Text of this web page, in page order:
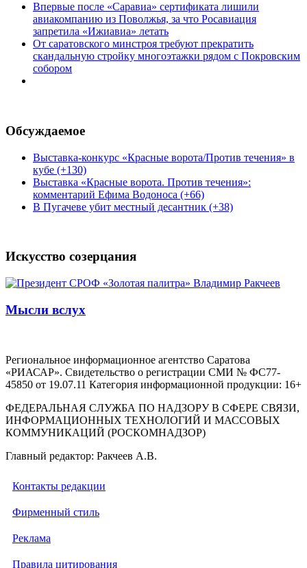
Впервые после «Саравиа» сертификата лишили
авиакомпанию из Поволжья, за что Росавиация
запретила «Ижиавиа» летать
От саратовского минстроя требуют прекратить
скандальную стройку многоэтажки рядом с Покровским
собором
Обсуждаемое
Выставка-конкурс «Красные ворота/Против течения» в
кубе (+130)
Выставка «Красные ворота. Против течения»:
комментарий Ефима Водоноса (+66)
В Пугачеве убит местный десантник (+38)
Искусство созерцания
Мысли вслух
Региональное информационное агентство Саратова
«РИАСАР». Свидетельство о регистрации СМИ № ФС77-
45850 от 19.07.11 Категория информационной продукции: 16+
ФЕДЕРАЛЬНАЯ СЛУЖБА ПО НАДЗОРУ В СФЕРЕ СВЯЗИ,
ИНФОРМАЦИОННЫХ ТЕХНОЛОГИЙ И МАССОВЫХ
КОММУНИКАЦИЙ (РОСКОМНАДЗОР)
Главный редактор: Ракчеев А.В.
Контакты редакции
Фирменный стиль
Реклама
Правила цитирования